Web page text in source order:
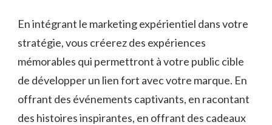
En intégrant le marketing expérientiel dans votre
stratégie, ‍vous créerez des expériences
mémorables qui permettront à votre public cible
de développer un lien ⁣fort avec votre marque. En
offrant des événements captivants, en racontant
des histoires inspirantes, en‍ offrant ​des cadeaux